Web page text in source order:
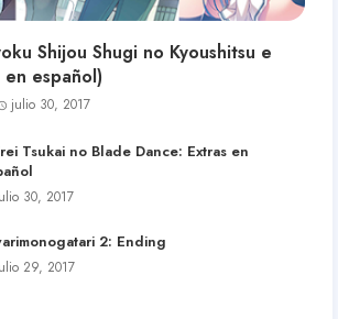
Shijou Shugi no Kyoushitsu e
español)
julio 30, 2017
Tsukai no Blade Dance: Extras en
30, 2017
2: Ending
29, 2017